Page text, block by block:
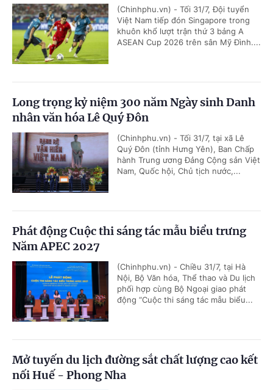
(Chinhphu.vn) - Tối 31/7, Đội tuyển
Việt Nam tiếp đón Singapore trong
khuôn khổ lượt trận thứ 3 bảng A
ASEAN Cup 2026 trên sân Mỹ Đình....
Long trọng kỷ niệm 300 năm Ngày sinh Danh
nhân văn hóa Lê Quý Đôn
(Chinhphu.vn) - Tối 31/7, tại xã Lê
Quý Đôn (tỉnh Hưng Yên), Ban Chấp
hành Trung ương Đảng Cộng sản Việt
Nam, Quốc hội, Chủ tịch nước,...
Phát động Cuộc thi sáng tác mẫu biểu trưng
Năm APEC 2027
(Chinhphu.vn) - Chiều 31/7, tại Hà
Nội, Bộ Văn hóa, Thể thao và Du lịch
phối hợp cùng Bộ Ngoại giao phát
động “Cuộc thi sáng tác mẫu biểu...
Mở tuyến du lịch đường sắt chất lượng cao kết
nối Huế - Phong Nha